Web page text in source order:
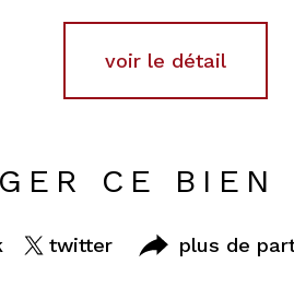
voir le détail
CE BIEN
twitter plus de